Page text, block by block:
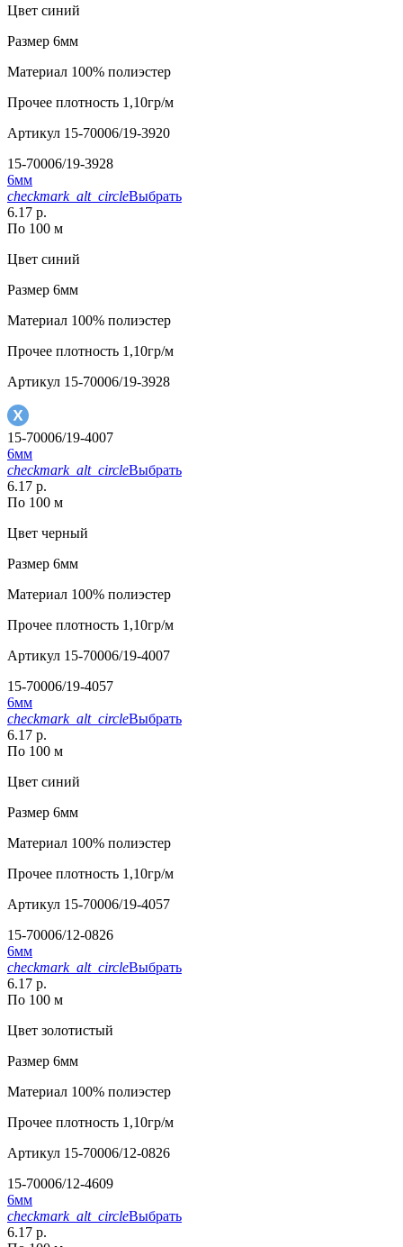
Цвет синий
Размер 6мм
Материал 100% полиэстер
Прочее плотность 1,10гр/м
Артикул 15-70006/19-3920
15-70006/19-3928
6мм
checkmark_alt_circleВыбрать
6.17 р.
По 100 м
Цвет синий
Размер 6мм
Материал 100% полиэстер
Прочее плотность 1,10гр/м
Артикул 15-70006/19-3928
15-70006/19-4007
6мм
checkmark_alt_circleВыбрать
6.17 р.
По 100 м
Цвет черный
Размер 6мм
Материал 100% полиэстер
Прочее плотность 1,10гр/м
Артикул 15-70006/19-4007
15-70006/19-4057
6мм
checkmark_alt_circleВыбрать
6.17 р.
По 100 м
Цвет синий
Размер 6мм
Материал 100% полиэстер
Прочее плотность 1,10гр/м
Артикул 15-70006/19-4057
15-70006/12-0826
6мм
checkmark_alt_circleВыбрать
6.17 р.
По 100 м
Цвет золотистый
Размер 6мм
Материал 100% полиэстер
Прочее плотность 1,10гр/м
Артикул 15-70006/12-0826
15-70006/12-4609
6мм
checkmark_alt_circleВыбрать
6.17 р.